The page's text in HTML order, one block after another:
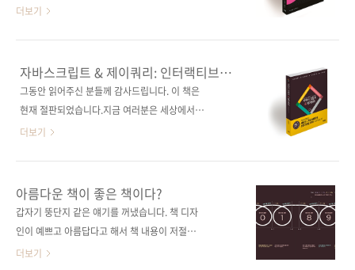
명! 자바스크립트의 왕도를 안내하는 최고의 교
JavaScript「超」入門(ISBN:
9784797383584) 지은이 가노 스케하루 옮긴
이 김완섭 출판일 2017년 2월 24일 페이지 352
변형(170*225*16) 제 본 무선(soft cover) 정
가 24,000원 ISBN 979-11-85890-77-7
CSS / HTML / 웹 프로그래밍 분 야 프로그래밍
> 자바스크립트 관련 사이트 ■ 아마존재팬 도
서 소개 페이..
더보기
자바스크립트 & 제이쿼리: 인터랙티브
프론트엔드 웹 개발 교과서
그동안 읽어주신 분들께 감사드립니다. 이 책은
현재 절판되었습니다.지금 여러분은 세상에서
가장 아름다운 프로그래밍 서적을 보고 있습니
Sons원서명 JavaScript and JQuery:
Interactive Front-End Web
Development(ISBN: 9781118531648)지은
2015년 3월 31일페이지 644쪽판 형 46배판 변
더보기
아름다운 책이 좋은 책이다?
갑자기 뚱단지 같은 얘기를 꺼냈습니다. 책 디자
인이 예쁘고 아름답다고 해서 책 내용이 저절로
좋아질 수는 없겠죠. 그러나 좋은 내용을 아름답
더보기